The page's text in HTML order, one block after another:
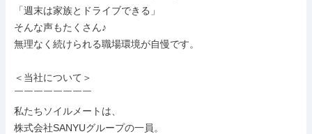
「週末は家族とドライブできる」
そんな声もたくさん♪
無理なく続けられる職場環境が自慢です。
＜当社について＞
￣￣￣￣￣￣￣￣
私たちソイルメートは、
株式会社SANYUグループの一員。